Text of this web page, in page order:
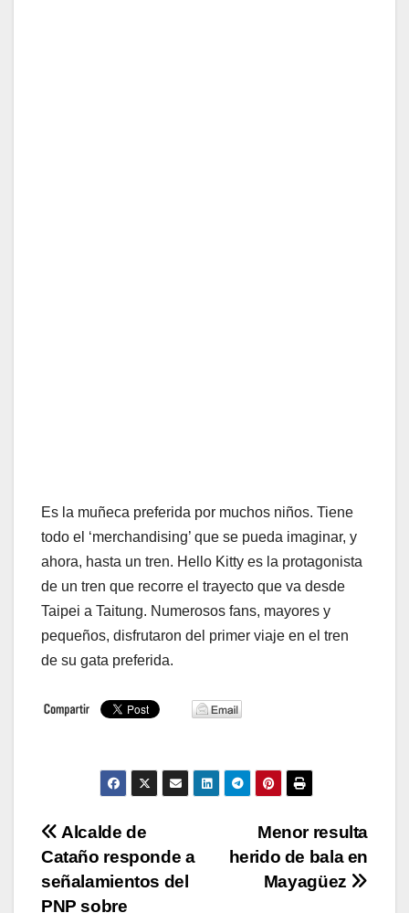
Es la muñeca preferida por muchos niños. Tiene
todo el ‘merchandising’ que se pueda imaginar, y
ahora, hasta un tren. Hello Kitty es la protagonista
de un tren que recorre el trayecto que va desde
Taipei a Taitung. Numerosos fans, mayores y
pequeños, disfrutaron del primer viaje en el tren
de su gata preferida.
Navegación
de
Menor resulta
herido de bala en
Mayagüez
Alcalde de
Cataño responde a
señalamientos del
PNP sobre